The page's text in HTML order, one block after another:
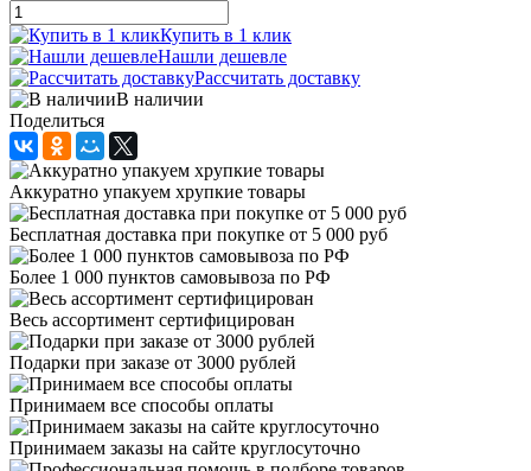
Купить в 1 клик
Нашли дешевле
Рассчитать доставку
В наличии
Поделиться
Аккуратно упакуем хрупкие товары
Бесплатная доставка при покупке от 5 000 руб
Более 1 000 пунктов самовывоза по РФ
Весь ассортимент сертифицирован
Подарки при заказе от 3000 рублей
Принимаем все способы оплаты
Принимаем заказы на сайте круглосуточно